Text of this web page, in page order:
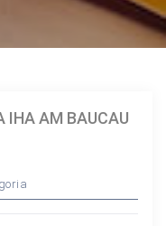
IHA AM BAUCAU